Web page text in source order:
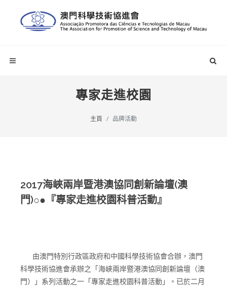
專家走進校園
主頁 品牌活動
2017海峽兩岸暨港澳協同創新論壇(澳
門)○●『專家走進校園科普活動』
由澳門特別行政區政府和中國科學技術協會合辦，澳門
科學技術協進會承辦之「海峽兩岸暨港澳協同創新論壇（澳
門）」系列活動之一「專家走進校園科普活動」。已於二月